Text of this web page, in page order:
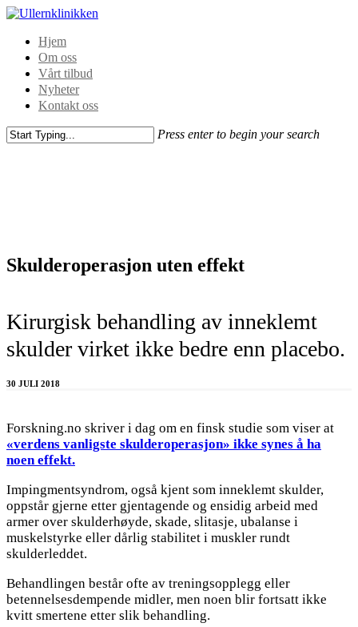
Hjem
Om oss
Vårt tilbud
Nyheter
Kontakt oss
Press enter to begin your search
Skulderoperasjon uten effekt
Kirurgisk behandling av inneklemt
skulder virket ikke bedre enn placebo.
30 JULI 2018
Forskning.no skriver i dag om en finsk studie som viser at
«verdens vanligste skulderoperasjon» ikke synes å ha
noen effekt.
Impingmentsyndrom, også kjent som inneklemt skulder,
oppstår gjerne etter gjentagende og ensidig arbeid med
armer over skulderhøyde, skade, slitasje, ubalanse i
muskelstyrke eller dårlig stabilitet i muskler rundt
skulderleddet.
Behandlingen består ofte av treningsopplegg eller
betennelsesdempende midler, men noen blir fortsatt ikke
kvitt smertene etter slik behandling.